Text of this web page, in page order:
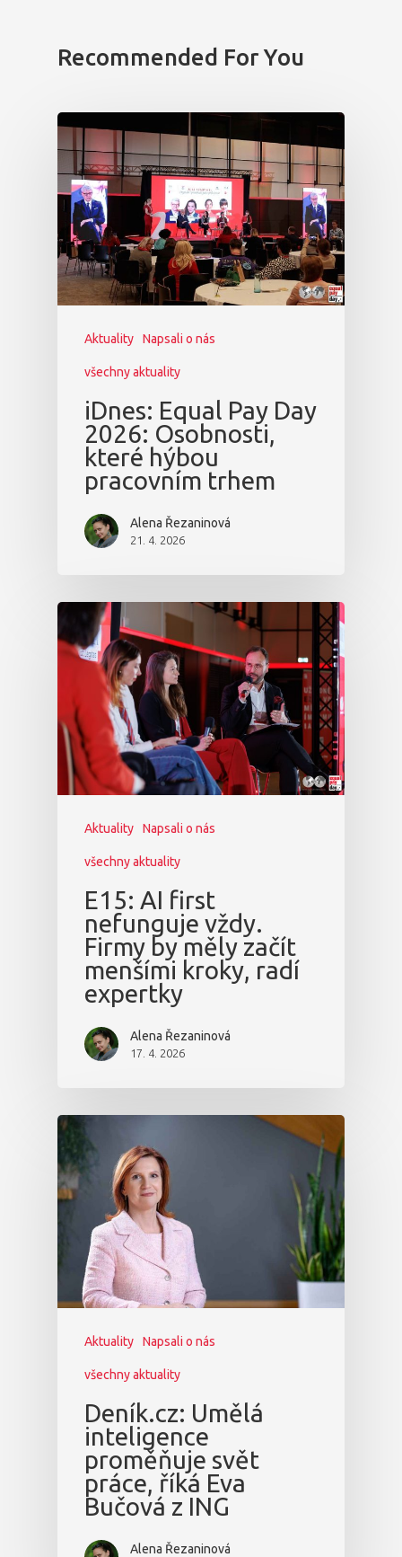
Recommended For You
Aktuality Napsali o nás
všechny aktuality
iDnes: Equal Pay Day
2026: Osobnosti,
které hýbou
pracovním trhem
Alena Řezaninová
21. 4. 2026
Aktuality Napsali o nás
všechny aktuality
E15: AI first
nefunguje vždy.
Firmy by měly začít
menšími kroky, radí
expertky
Alena Řezaninová
17. 4. 2026
Aktuality Napsali o nás
všechny aktuality
Deník.cz: Umělá
inteligence
proměňuje svět
práce, říká Eva
Bučová z ING
Alena Řezaninová
Dopad
Aktuality
Partneři
Vstupenky